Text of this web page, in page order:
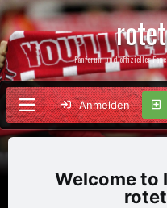
Fanforum und offizieller
Anmelden